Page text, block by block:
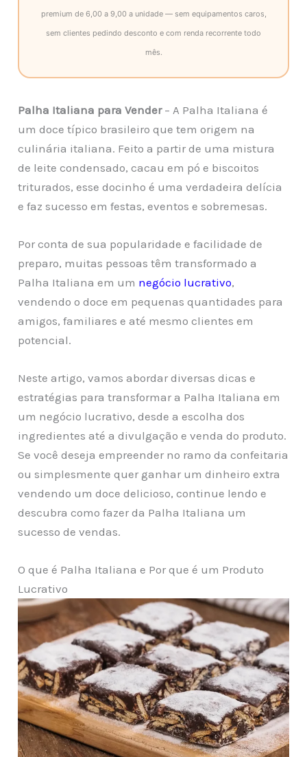
premium de 6,00 a 9,00 a unidade — sem equipamentos caros,
sem clientes pedindo desconto e com renda recorrente todo
mês.
Palha Italiana para Vender– A Palha Italiana é
um doce típico brasileiro que tem origem na
culinária italiana. Feito a partir de uma mistura
de leite condensado, cacau em pó e biscoitos
triturados, esse docinho é uma verdadeira delícia
e faz sucesso em festas, eventos e sobremesas.
Por conta de sua popularidade e facilidade de
preparo, muitas pessoas têm transformado a
Palha Italiana em um negócio lucrativo,
vendendo o doce em pequenas quantidades para
amigos, familiares e até mesmo clientes em
potencial.
Neste artigo, vamos abordar diversas dicas e
estratégias para transformar a Palha Italiana em
um negócio lucrativo, desde a escolha dos
ingredientes até a divulgação e venda do produto.
Se você deseja empreender no ramo da confeitaria
ou simplesmente quer ganhar um dinheiro extra
vendendo um doce delicioso, continue lendo e
descubra como fazer da Palha Italiana um
sucesso de vendas.
O que é Palha Italiana e Por que é um Produto
Lucrativo